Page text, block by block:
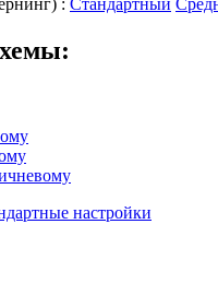
настройки